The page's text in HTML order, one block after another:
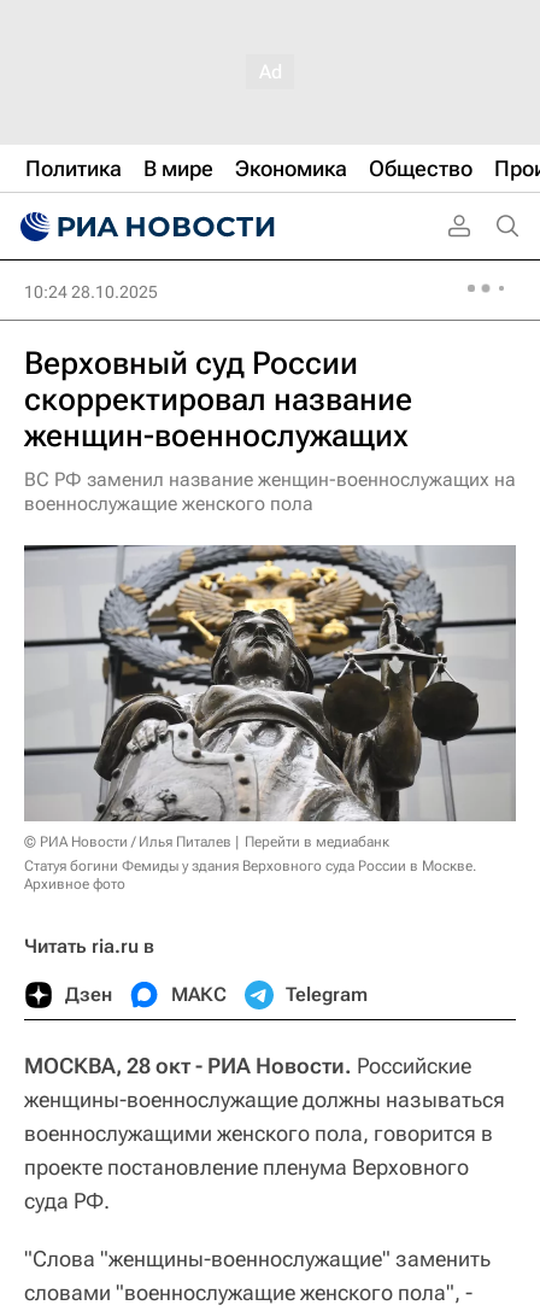
Политика В мире Экономика Общество
10:24 28.10.2025
Верховный суд России
скорректировал название
женщин-военнослужащих
ВС РФ заменил название женщин-военнослужащих на
военнослужащие женского пола
© РИА Новости / Илья Питалев
Перейти в медиабанк
Статуя богини Фемиды у здания Верховного суда России в Москве.
Архивное фото
Читать ria.ru в
Дзен МАКС Telegram
МОСКВА, 28 окт - РИА Новости. Российские
женщины-военнослужащие должны называться
военнослужащими женского пола, говорится в
проекте постановление пленума Верховного
суда РФ.
"Слова "женщины-военнослужащие" заменить
словами "военнослужащие женского пола", -